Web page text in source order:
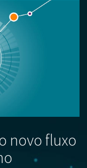
novo fluxo